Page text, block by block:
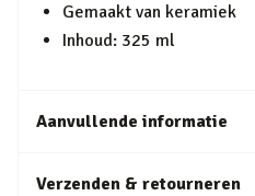
Gemaakt van keramiek
Inhoud: 325 ml
Aanvullende informatie
Verzenden & retourneren